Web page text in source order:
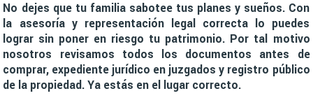
No dejes que tu familia sabotee tus planes y sueños. Con
la asesoría y representación legal correcta lo puedes
lograr sin poner en riesgo tu patrimonio. Por tal motivo
nosotros revisamos todos los documentos antes de
comprar, expediente jurídico en juzgados y registro público
de la propiedad. Ya estás en el lugar correcto.